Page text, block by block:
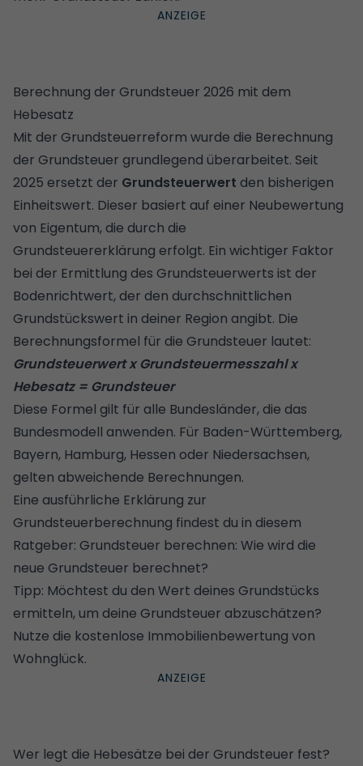
Berechnung der Grundsteuer 2026 mit dem
Hebesatz
Mit der Grundsteuerreform wurde die Berechnung
der Grundsteuer grundlegend überarbeitet. Seit
2025 ersetzt der Grundsteuerwert den bisherigen
Einheitswert. Dieser basiert auf einer Neubewertung
von Eigentum, die durch die
Grundsteuererklärung erfolgt. Ein wichtiger Faktor
bei der Ermittlung des Grundsteuerwerts ist der
Bodenrichtwert, der den durchschnittlichen
Grundstückswert in deiner Region angibt. Die
Berechnungsformel für die Grundsteuer lautet:
Grundsteuerwert x Grundsteuermesszahl x
Hebesatz = Grundsteuer
Diese Formel gilt für alle Bundesländer, die das
Bundesmodell anwenden. Für Baden-Württemberg,
Bayern, Hamburg, Hessen oder Niedersachsen,
gelten abweichende Berechnungen.
Eine ausführliche Erklärung zur
Grundsteuerberechnung findest du in diesem
Ratgeber: Grundsteuer berechnen: Wie wird die
neue Grundsteuer berechnet?
Tipp: Möchtest du den Wert deines Grundstücks
ermitteln, um deine Grundsteuer abzuschätzen?
Nutze die kostenlose Immobilienbewertung von
Wohnglück.
Wer legt die Hebesätze bei der Grundsteuer fest?